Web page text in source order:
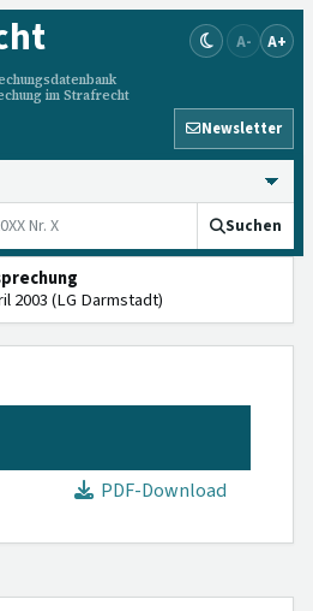
im Strafrecht
A- A+
Newsletter
Suchen
2003 (LG Darmstadt)
PDF-Download